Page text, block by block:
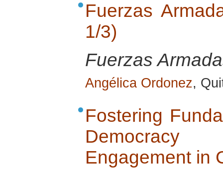
Fuerzas
1/3)
Fuerzas
Angélica Ordonez,
Fostering
Engagement in